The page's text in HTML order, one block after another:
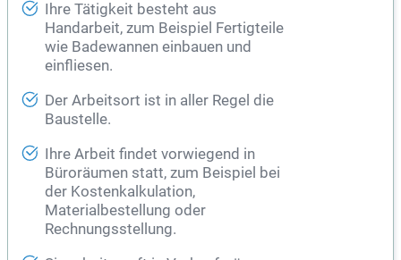
Ihre Tätigkeit besteht aus
Handarbeit, zum Beispiel Fertigteile
wie Badewannen einbauen und
einfliesen.
Der Arbeitsort ist in aller Regel die
Baustelle.
Ihre Arbeit findet vorwiegend in
Büroräumen statt, zum Beispiel bei
der Kostenkalkulation,
Materialbestellung oder
Rechnungsstellung.